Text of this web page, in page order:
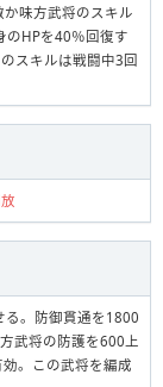
味方武将のスキル
のHPを40％回復す
スキルは戦闘中3回
る。防御貫通を1800
武将の防護を600上
。この武将を編成